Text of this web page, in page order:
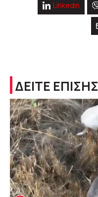
Linkedin
ΔΕΙΤΕ ΕΠΙΣΗΣ